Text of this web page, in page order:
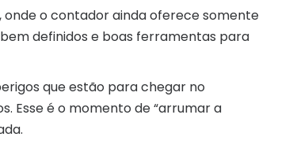
o contador ainda oferece somente
definidos e boas ferramentas para
que estão para chegar no
Esse é o momento de “arrumar a